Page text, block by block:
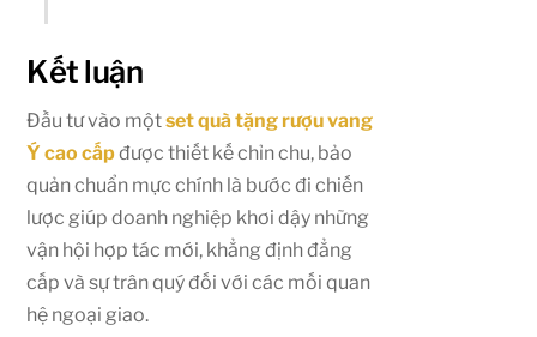
Kết luận
Đầu tư vào mộtset quà tặng rượu vang
Ý cao cấpđược thiết kế chỉn chu, bảo
quản chuẩn mực chính là bước đi chiến
lược giúp doanh nghiệp khơi dậy những
vận hội hợp tác mới, khẳng định đẳng
cấp và sự trân quý đối với các mối quan
hệ ngoại giao.